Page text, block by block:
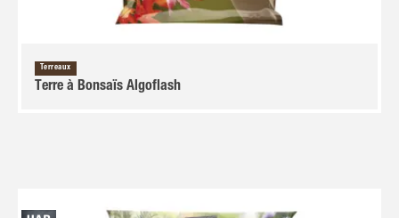
Terreaux
Terre à Bonsaïs Algoflash